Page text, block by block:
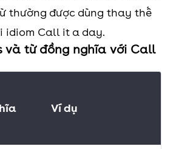
khi:
còn
Có thể dùng cho:
Hoạt động, quá
trình, thói quen
running)
thường được dùng thay thế
idiom Call it a day.
và từ đồng nghĩa với Call
Ví dụ